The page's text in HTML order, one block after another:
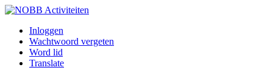
Inloggen
Wachtwoord vergeten
Word lid
Translate